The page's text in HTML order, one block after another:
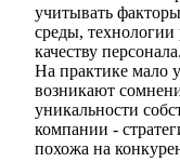
учитывать
среды, технологии
качеству персонала.
На практике мало
возникают
уникальности
компании -
похожа на